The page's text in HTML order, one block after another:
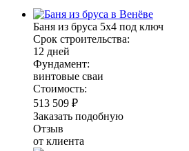
Баня из бруса 5х4 под ключ
Срок строительства:
12 дней
Фундамент:
винтовые сваи
Стоимость:
513 509 ₽
Заказать подобную
Отзыв
от клиента